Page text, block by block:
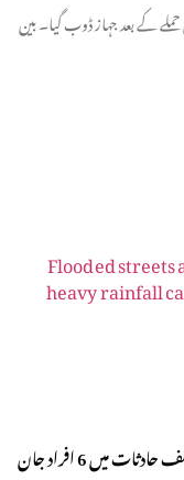
حملے کے بعد جہاز ڈوب گیا۔ بین
چلاس میں موسلادھار بارشوں نے تباہی مچا دی، مختلف حادثات میں 6 افراد جان